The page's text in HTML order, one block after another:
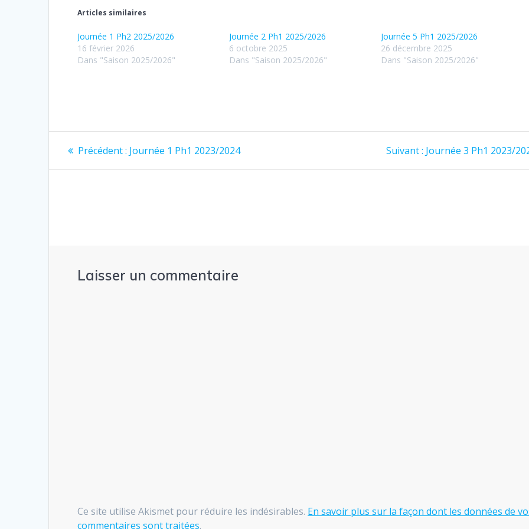
Articles similaires
Journée 1 Ph2 2025/2026
16 février 2026
Dans "Saison 2025/2026"
Journée 2 Ph1 2025/2026
6 octobre 2025
Dans "Saison 2025/2026"
Journée 5 Ph1 2025/2026
26 décembre 2025
Dans "Saison 2025/2026"
Navigation
de
Précédent : Article
Journée 1 Ph1 2023/2024 Suivant : Article
Journée 3 Ph1 2023/
Laisser un commentaire
Ce site utilise Akismet pour réduire les indésirables. En savoir plus sur la façon dont les données de
commentaires sont traitées.